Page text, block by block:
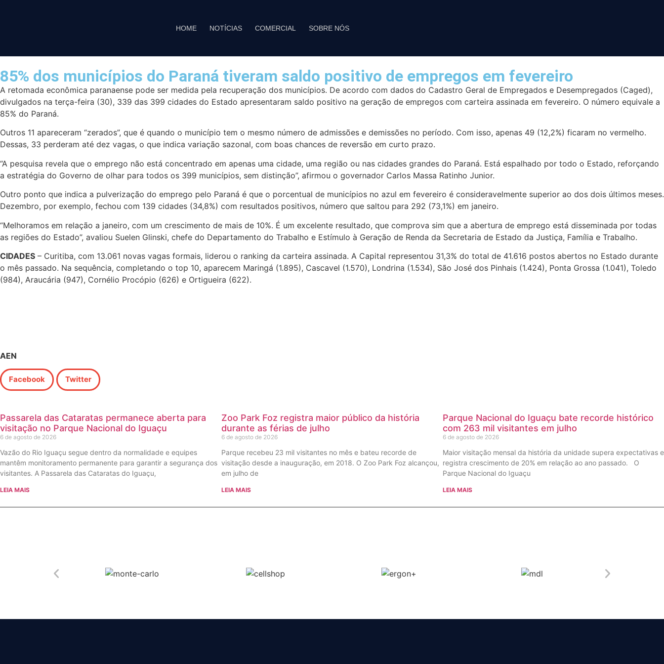
HOME NOTÍCIAS COMERCIAL SOBRE NÓS
85% dos municípios do Paraná tiveram saldo positivo de empregos em fevereiro
A retomada econômica paranaense pode ser medida pela recuperação dos municípios. De acordo com dados do Cadastro Geral de Empregados e Desempregados (Caged),
divulgados na terça-feira (30), 339 das 399 cidades do Estado apresentaram saldo positivo na geração de empregos com carteira assinada em fevereiro. O número equivale a
85% do Paraná.
Outros 11 apareceram “zerados”, que é quando o município tem o mesmo número de admissões e demissões no período. Com isso, apenas 49 (12,2%) ficaram no vermelho.
Dessas, 33 perderam até dez vagas, o que indica variação sazonal, com boas chances de reversão em curto prazo.
“A pesquisa revela que o emprego não está concentrado em apenas uma cidade, uma região ou nas cidades grandes do Paraná. Está espalhado por todo o Estado, reforçando
a estratégia do Governo de olhar para todos os 399 municípios, sem distinção”, afirmou o governador Carlos Massa Ratinho Junior.
Outro ponto que indica a pulverização do emprego pelo Paraná é que o porcentual de municípios no azul em fevereiro é consideravelmente superior ao dos dois últimos meses.
Dezembro, por exemplo, fechou com 139 cidades (34,8%) com resultados positivos, número que saltou para 292 (73,1%) em janeiro.
“Melhoramos em relação a janeiro, com um crescimento de mais de 10%. É um excelente resultado, que comprova sim que a abertura de emprego está disseminada por todas
as regiões do Estado”, avaliou Suelen Glinski, chefe do Departamento do Trabalho e Estímulo à Geração de Renda da Secretaria de Estado da Justiça, Família e Trabalho.
CIDADES – Curitiba, com 13.061 novas vagas formais, liderou o ranking da carteira assinada. A Capital representou 31,3% do total de 41.616 postos abertos no Estado durante
o mês passado. Na sequência, completando o top 10, aparecem Maringá (1.895), Cascavel (1.570), Londrina (1.534), São José dos Pinhais (1.424), Ponta Grossa (1.041), Toledo
(984), Araucária (947), Cornélio Procópio (626) e Ortigueira (622).
AEN
Facebook Twitter
Passarela das Cataratas permanece aberta para
visitação no Parque Nacional do Iguaçu
6 de agosto de 2026
Vazão do Rio Iguaçu segue dentro da normalidade e equipes
mantêm monitoramento permanente para garantir a segurança dos
visitantes. A Passarela das Cataratas do Iguaçu,
LEIA MAIS
Zoo Park Foz registra maior público da história
durante as férias de julho
6 de agosto de 2026
Parque recebeu 23 mil visitantes no mês e bateu recorde de
visitação desde a inauguração, em 2018. O Zoo Park Foz alcançou,
em julho de
LEIA MAIS
Parque Nacional do Iguaçu bate recorde histórico
com 263 mil visitantes em julho
6 de agosto de 2026
Maior visitação mensal da história da unidade supera expectativas e
registra crescimento de 20% em relação ao ano passado. O
Parque Nacional do Iguaçu
LEIA MAIS